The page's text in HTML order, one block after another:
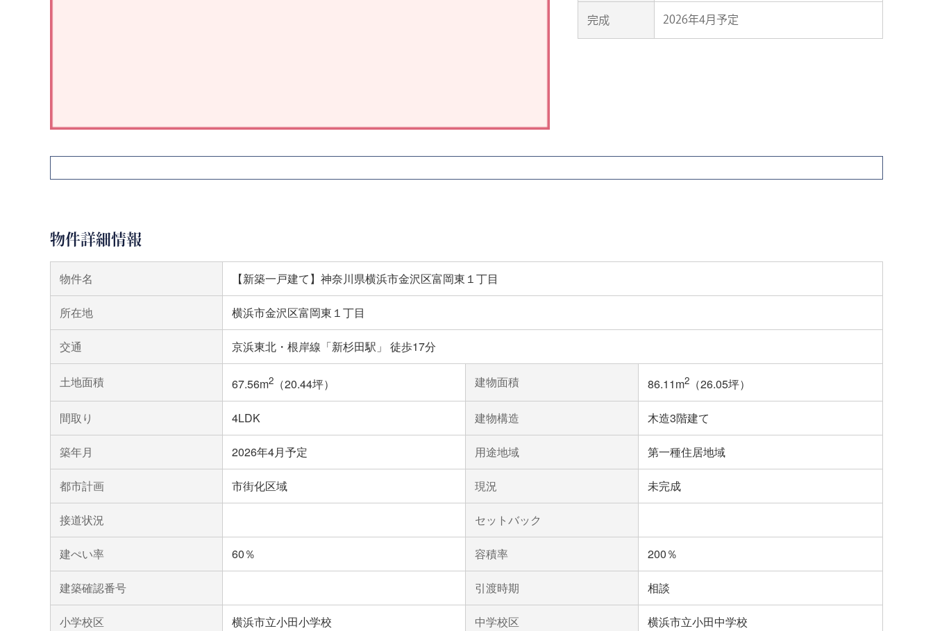
完成 2026年4月予定
物件詳細情報
物件名 【新築一戸建て】神奈川県横浜市金沢区富岡東１丁目
所在地 横浜市金沢区富岡東１丁目
交通 京浜東北・根岸線「新杉田駅」 徒歩17分
土地面積 67.56m2（20.44坪） 建物面積 86.11m2（26.05坪）
間取り 4LDK 建物構造 木造3階建て
築年月 2026年4月予定 用途地域 第一種住居地域
都市計画 市街化区域 現況 未完成
接道状況 セットバック
建ぺい率 60％ 容積率 200％
建築確認番号 引渡時期 相談
小学校区 横浜市立小田小学校 中学校区 横浜市立小田中学校